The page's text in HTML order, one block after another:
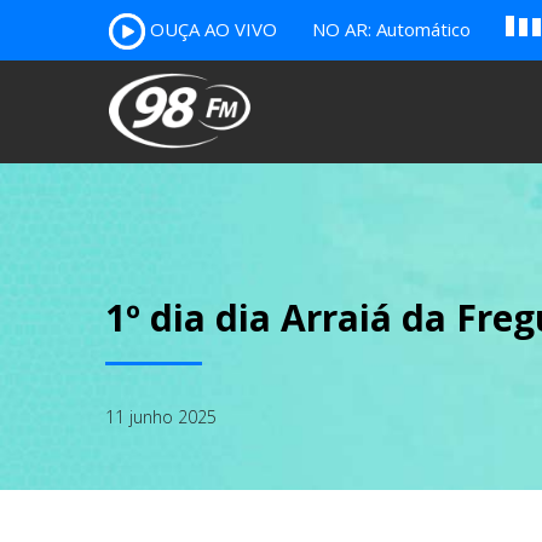
OUÇA AO VIVO NO AR: Automático A
B c
1º dia dia Arraiá da
11 junho 2025